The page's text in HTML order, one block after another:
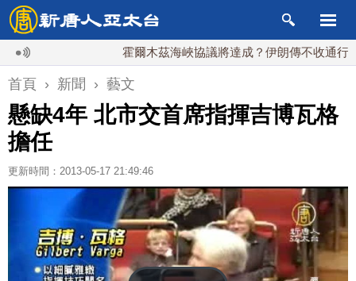
霍爾木茲海峽協議將達成？伊朗傳不收通行費
首頁 › 新聞 › 藝文
懸缺4年 北市交首席指揮吉博瓦格
擔任
更新時間：2013-05-17 21:49:46